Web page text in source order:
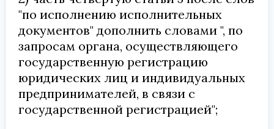
"по исполнению исполнительных
документов" дополнить словами ", по
запросам органа, осуществляющего
государственную регистрацию
юридических лиц и индивидуальных
предпринимателей, в связи с
государственной регистрацией";